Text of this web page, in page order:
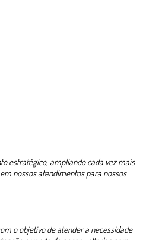
estratégico, ampliando cada vez mais
nossos atendimentos para nossos
o objetivo de atender a necessidade